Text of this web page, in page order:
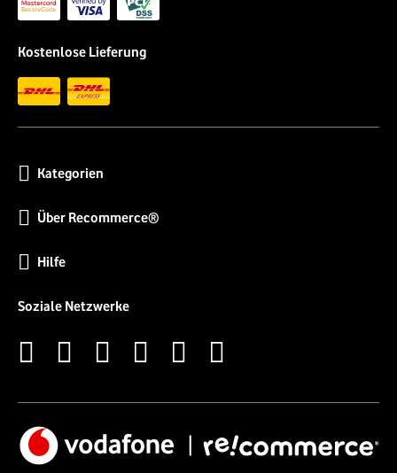
Kostenlose Lieferung
Kategorien
Über Recommerce®
Hilfe
Soziale Netzwerke